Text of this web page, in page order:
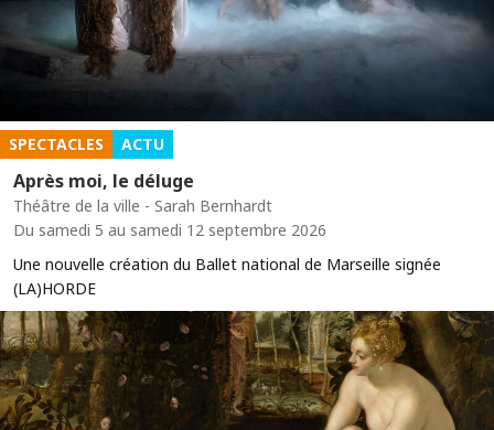
SPECTACLES ACTU
Après moi, le déluge
Théâtre de la ville - Sarah Bernhardt
Du samedi 5 au samedi 12 septembre 2026
Une nouvelle création du Ballet national de Marseille signée
(LA)HORDE